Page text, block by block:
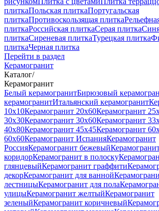
плиткаПольская плиткаПортугальская
плиткаПротивоскользящая плитка
плиткаРоссийская плиткаСерая плитка
плиткаСиреневая плиткаТурецкая плитка
плиткаЧерная плитка
Перейти в раздел
Керамогранит
Каталог/
Керамогранит
Белый керамогранитБирюзовый
керамогранитИтальянский керамогранит
10x10Керамогранит 20x60Керамогранит
30x30Керамогранит 30x60Керамогранит
40x80Керамогранит 45x45Керамогранит
60x60Керамогранит ИспанияКерамогранит
РоссияКерамогранит бежевый
коридорКерамогранит в полоску
глянцевыйКерамогранит граффити
декорКерамогранит для ванной
лестницыКерамогранит для пола
улицыКерамогранит желтыйКерамогранит
зеленыйКерамогранит коричневый